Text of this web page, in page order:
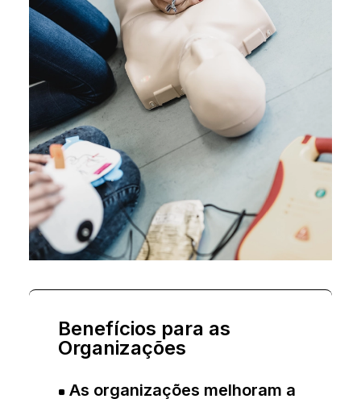
Benefícios para as
Organizações
As organizações melhoram a